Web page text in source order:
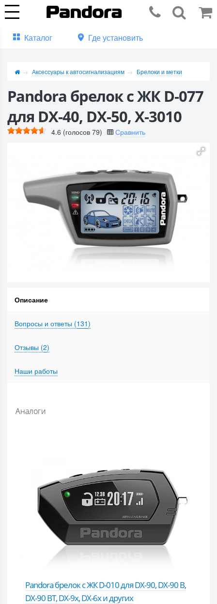
Каталог Где установить
Аксессуары к автосигнализациям Брелоки и метки
Pandora брелок с ЖК D-077
для DX-40, DX-50, X-3010
4.6 (голосов79) Сравнить
Описание
Вопросы и ответы (131)
Отзывы (2)
Наши работы
Аналоги
Pandora брелок с ЖК D-010 для DX-90, DX-90 B,
DX-90 BT, DX-9x, DX-6x и других